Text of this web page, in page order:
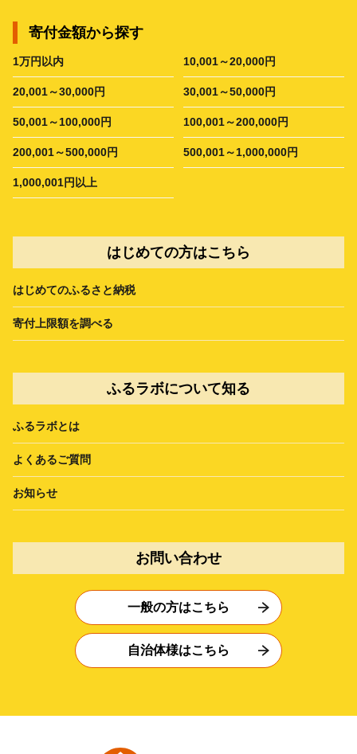
寄付金額から探す
1万円以内 10,001～20,000円
20,001～30,000円 30,001～50,000円
50,001～100,000円 100,001～200,000円
200,001～500,000円 500,001～1,000,000円
1,000,001円以上
はじめての方はこちら
はじめてのふるさと納税
寄付上限額を調べる
ふるラボについて知る
ふるラボとは
よくあるご質問
お知らせ
お問い合わせ
一般の方はこちら
自治体様はこちら